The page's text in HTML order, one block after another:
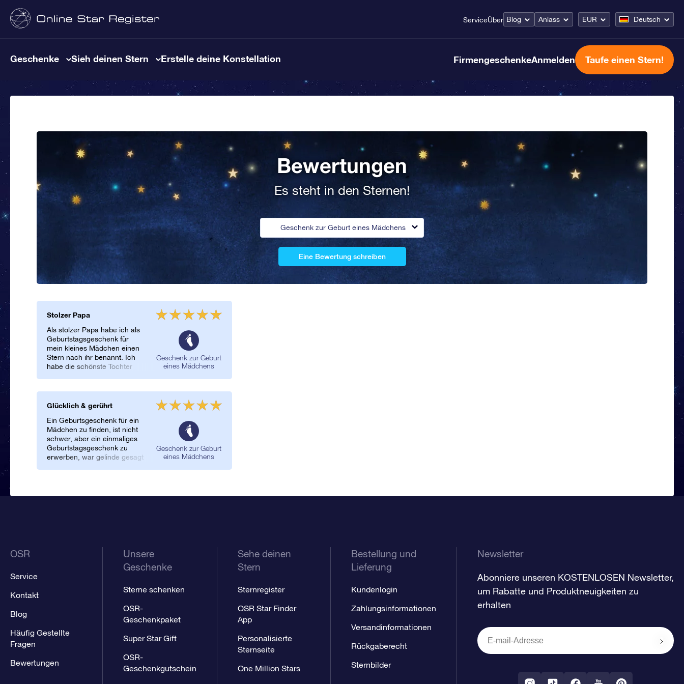
ServiceÜber Blog Anlass EUR Deutsch
Geschenke Sieh deinen Stern Erstelle deine Konstellation FirmengeschenkeAnmelden Taufe einen Stern!
Bewertungen
Es steht in den Sternen!
Geschenk zur Geburt eines Mädchens
Eine Bewertung schreiben
Stolzer Papa
Als stolzer Papa habe ich als
Geburtstagsgeschenk für
mein kleines Mädchen einen
Stern nach ihr benannt. Ich
habe die schönste Tochter
Stern nach ihr zu benennen,
kommt dem Ideal schon sehr
Geschenk zur Geburt
eines Mädchens
Glücklich & gerührt
Ein Geburtsgeschenk für ein
Mädchen zu finden, ist nicht
schwer, aber ein einmaliges
Geburtstagsgeschenk zu
erwerben, war gelinde gesagt
gerührt durch diese
Verewigung ihrer Tochter.
Geschenk zur Geburt
eines Mädchens
OSR
Service
Kontakt
Blog
Häufig Gestellte
Fragen
Bewertungen
Unsere
Geschenke
Sterne schenken
OSR-
Geschenkpaket
Super Star Gift
OSR-
Geschenkgutschein
Sehe deinen
Stern
Sternregister
OSR Star Finder
App
Personalisierte
Sternseite
One Million Stars
Bestellung und
Lieferung
Kundenlogin
Zahlungsinformationen
Versandinformationen
Rückgaberecht
Sternbilder
Newsletter
Abonniere unseren KOSTENLOSEN Newsletter,
um Rabatte und Produktneuigkeiten zu
erhalten